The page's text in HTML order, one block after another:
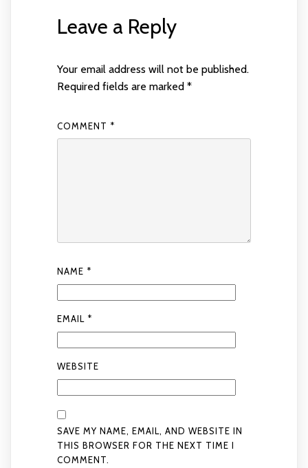
Leave a Reply
Your email address will not be published.
Required fields are marked *
COMMENT *
NAME *
EMAIL *
WEBSITE
SAVE MY NAME, EMAIL, AND WEBSITE IN
THIS BROWSER FOR THE NEXT TIME I
COMMENT.